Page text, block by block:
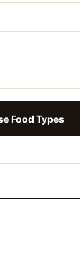
Food Types